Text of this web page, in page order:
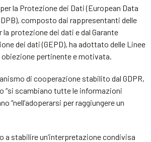
la Protezione dei Dati (European Data
composto dai rappresentanti delle
protezione dei dati e dal Garante
dei dati (GEPD), ha adottato delle Linee
pertinente e motivata.
di cooperazione stabilito dal GDPR,
“si scambiano tutte le informazioni
“nell’adoperarsi per raggiungere un
a stabilire un’interpretazione condivisa